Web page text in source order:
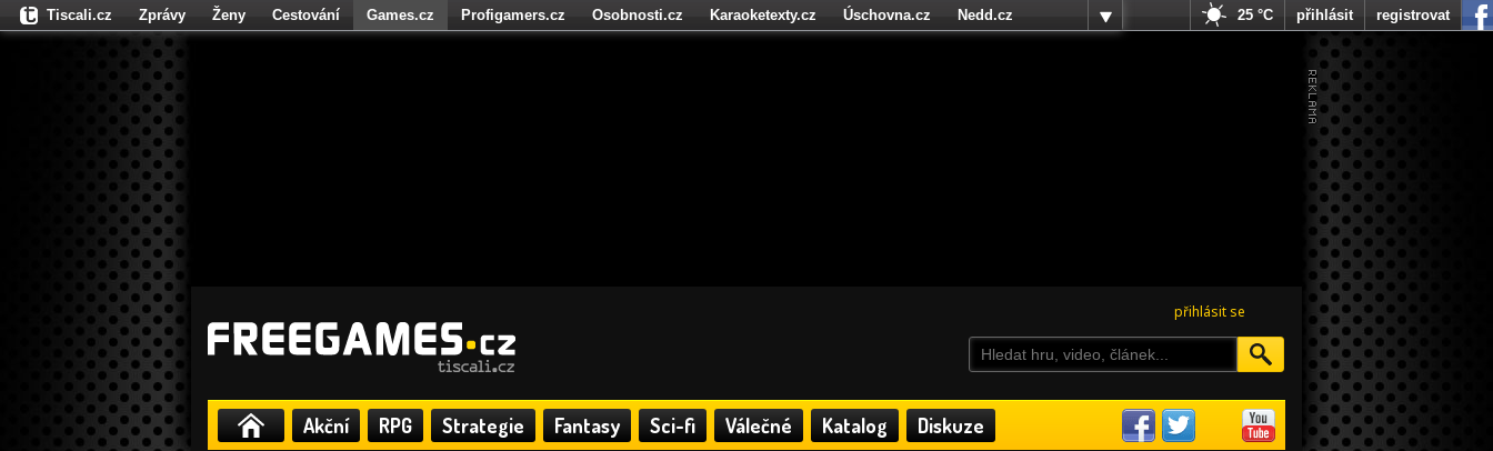
přihlásit se
Akční RPG Strategie Fantasy Sci-fi Válečné Katalog Diskuze
Tiscali.cz Zprávy Ženy Cestování Games.cz Profigamers.cz Osobnosti.cz Karaoketexty.cz Úschovna.cz
Nedd.cz
Fights.cz
25 °C přihlásit registrovat